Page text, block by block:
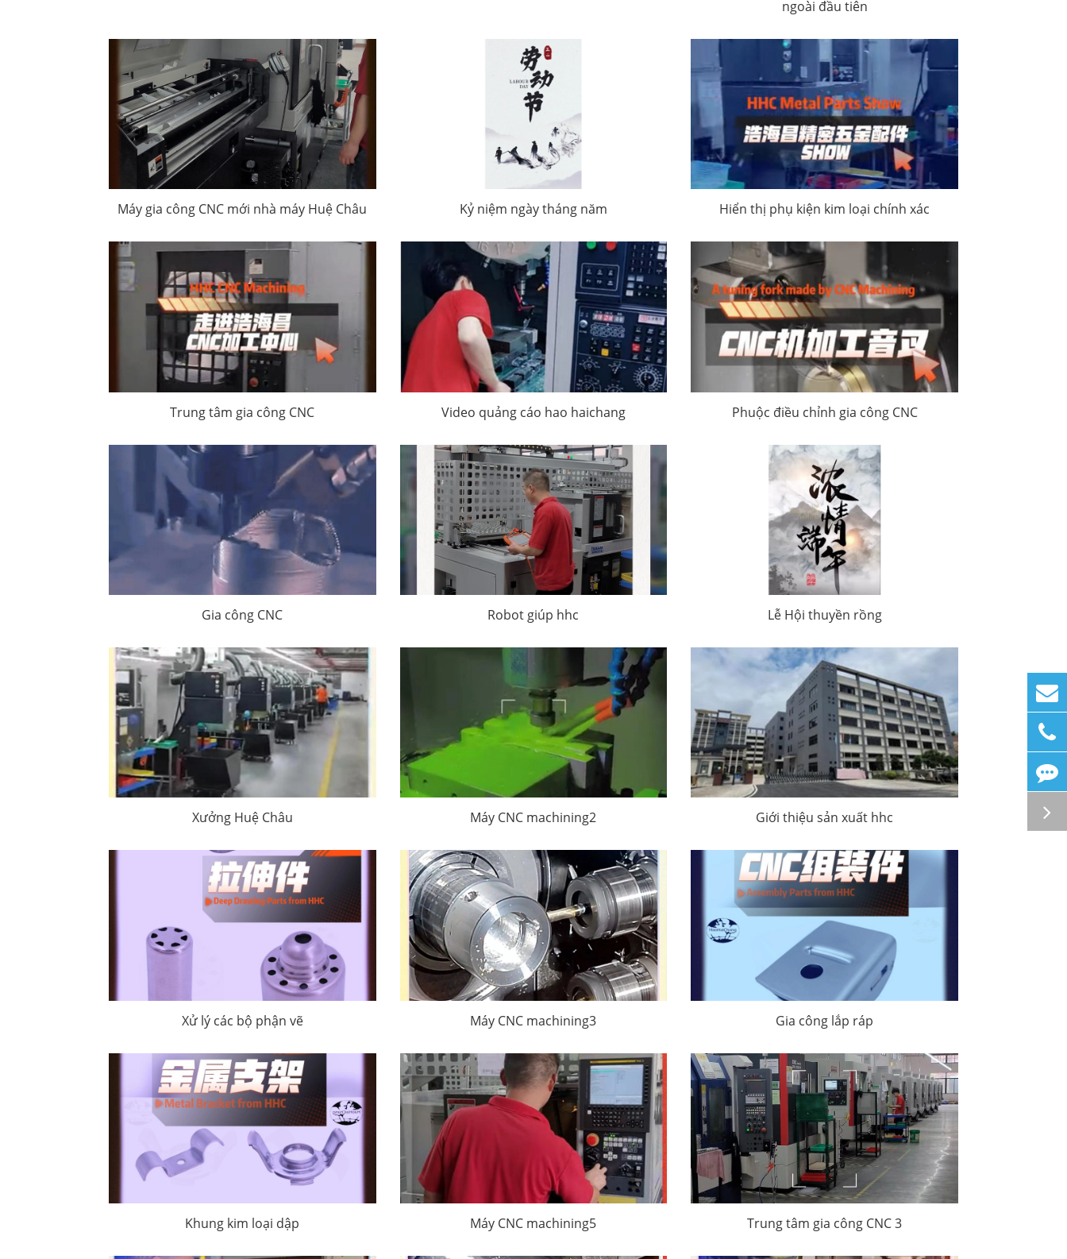
ngoài đầu tiên
Máy gia công CNC mới nhà máy Huệ Châu Kỷ niệm ngày tháng năm Hiển thị phụ kiện kim loại chính xác
Trung tâm gia công CNC Video quảng cáo hao haichang Phuộc điều chỉnh gia công CNC
Gia công CNC Robot giúp hhc Lễ Hội thuyền rồng
Xưởng Huệ Châu Máy CNC machining2 Giới thiệu sản xuất hhc
Xử lý các bộ phận vẽ Máy CNC machining3 Gia công lắp ráp
Khung kim loại dập Máy CNC machining5 Trung tâm gia công CNC 3